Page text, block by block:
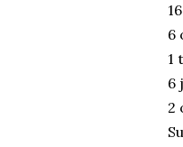
6
1
6
2